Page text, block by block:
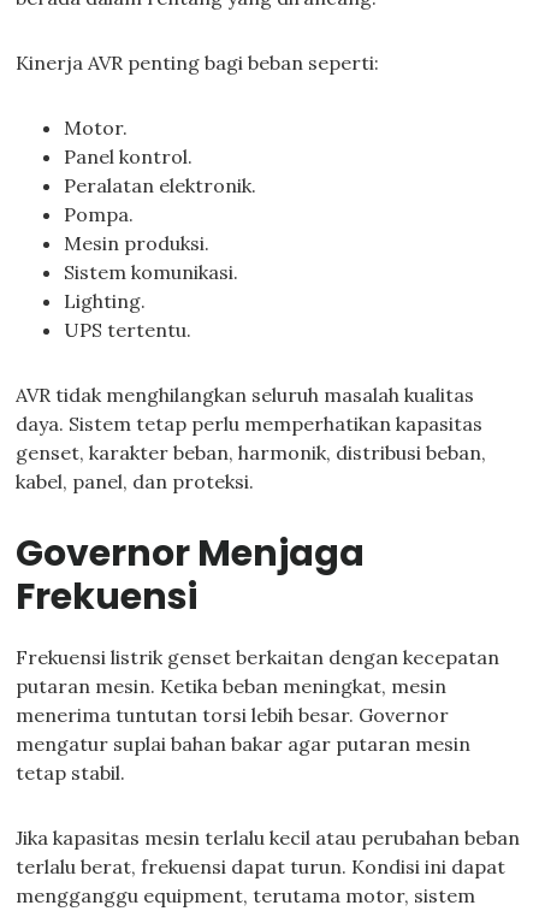
Kinerja AVR penting bagi beban seperti:
Motor.
Panel kontrol.
Peralatan elektronik.
Pompa.
Mesin produksi.
Sistem komunikasi.
Lighting.
UPS tertentu.
AVR tidak menghilangkan seluruh masalah kualitas
daya. Sistem tetap perlu memperhatikan kapasitas
genset, karakter beban, harmonik, distribusi beban,
kabel, panel, dan proteksi.
Governor Menjaga
Frekuensi
Frekuensi listrik genset berkaitan dengan kecepatan
putaran mesin. Ketika beban meningkat, mesin
menerima tuntutan torsi lebih besar. Governor
mengatur suplai bahan bakar agar putaran mesin
tetap stabil.
Jika kapasitas mesin terlalu kecil atau perubahan beban
terlalu berat, frekuensi dapat turun. Kondisi ini dapat
mengganggu equipment, terutama motor, sistem